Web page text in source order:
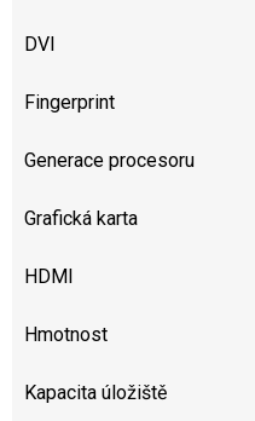
DVI
Fingerprint
Generace procesoru
Grafická karta
HDMI
Hmotnost
Kapacita úložiště